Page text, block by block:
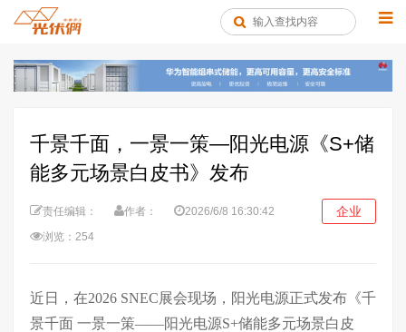
千景千面，一景一策—阳光电源《S+储
能多元场景白皮书》发布
责任编辑： 作者：
2026/6/8 16:30:42
浏览：254
企业
近日，在2026 SNEC展会现场，阳光电源正式发布《千
景千面 一景一策——阳光电源S+储能多元场景白皮